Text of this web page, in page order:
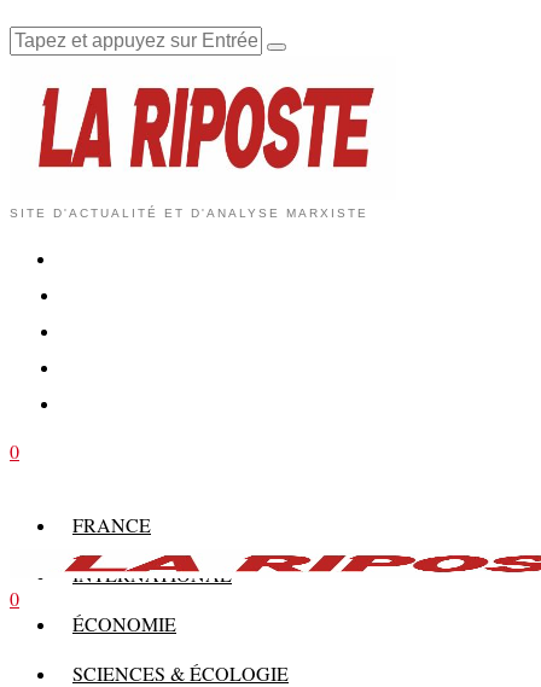
SITE D'ACTUALITÉ ET D'ANALYSE MARXISTE
0
FRANCE
INTERNATIONAL
ÉCONOMIE
SCIENCES & ÉCOLOGIE
0